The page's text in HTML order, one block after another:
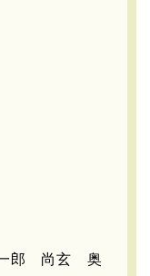
一郎 尚玄 奥